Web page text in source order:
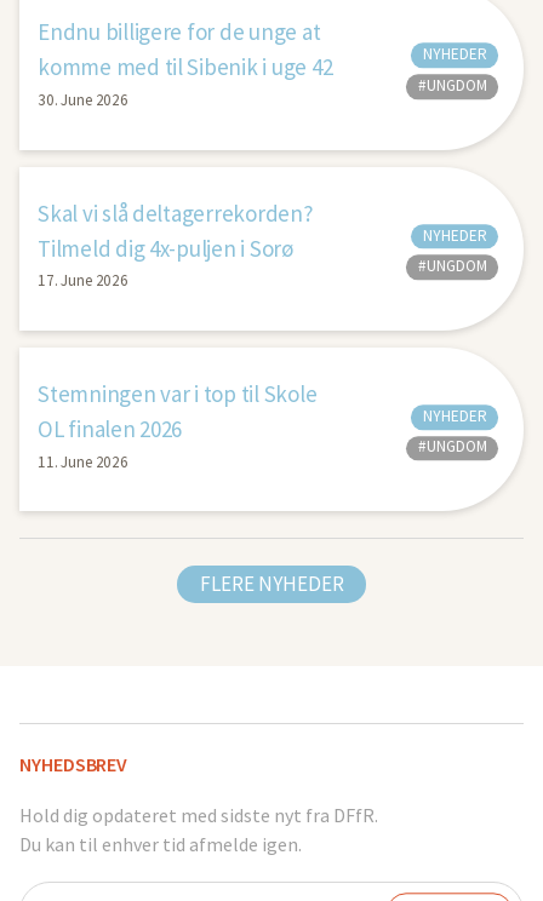
Endnu billigere for de unge at
komme med til Sibenik i uge 42
30. June 2026
NYHEDER
#UNGDOM
Skal vi slå deltagerrekorden?
Tilmeld dig 4x-puljen i Sorø
17. June 2026
NYHEDER
#UNGDOM
Stemningen var i top til Skole
OL finalen 2026
11. June 2026
NYHEDER
#UNGDOM
FLERE NYHEDER
NYHEDSBREV
Hold dig opdateret med sidste nyt fra DFfR.
Du kan til enhver tid afmelde igen.